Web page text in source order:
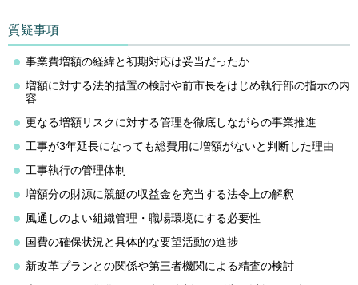
質疑事項
事業費増額の経緯と初期対応は妥当だったか
増額に対する法的措置の検討や前市長をはじめ執行部の指示の内
容
更なる増額リスクに対する管理を徹底しながらの事業推進
工事が3年延長になっても総費用に増額がないと判断した理由
工事執行の管理体制
増額分の財源に競艇の収益金を充当する法令上の解釈
風通しのよい組織管理・職場環境にする必要性
国費の確保状況と具体的な要望活動の進捗
新改革プランとの関係や第三者機関による精査の検討